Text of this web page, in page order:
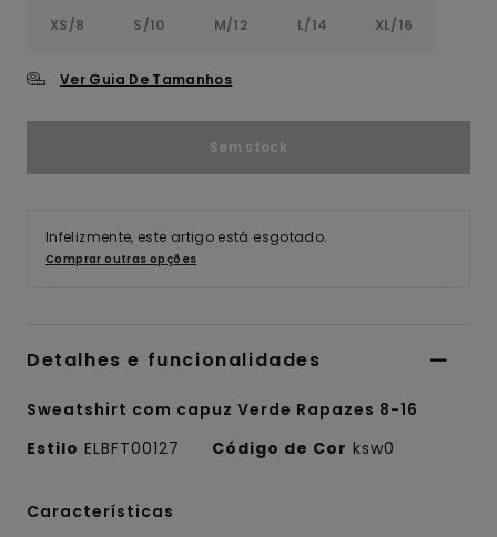
XS/8 S/10 M/12 L/14 XL/16
Ver Guia De Tamanhos
Sem stock
Infelizmente, este artigo está esgotado.
Comprar outras opções
Detalhes e funcionalidades
Sweatshirt com capuz Verde Rapazes 8-16
Estilo ELBFT00127 Código de Cor ksw0
Características